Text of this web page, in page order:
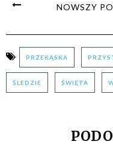
NOWSZY
PRZEKĄSKA
ŚLEDZIE ŚWIĘTA